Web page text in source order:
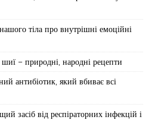
тіла про внутрішні емоційні
– природні, народні рецепти
антибіотик, який вбиває всі
від респіраторних інфекцій і